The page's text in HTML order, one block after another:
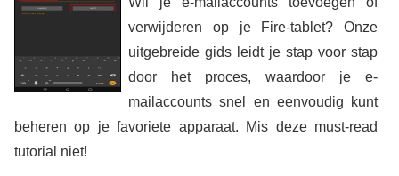
verwijderen op je Fire-tablet? Onze
uitgebreide gids leidt je stap voor stap
door het proces, waardoor je e-
mailaccounts snel en eenvoudig kunt
beheren op je favoriete apparaat. Mis deze must-read
tutorial niet!